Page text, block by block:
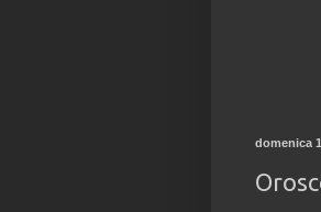
domenica